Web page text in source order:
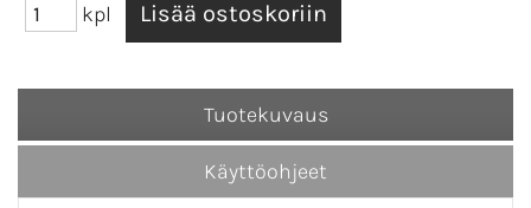
kpl
Tuotekuvaus
Käyttöohjeet